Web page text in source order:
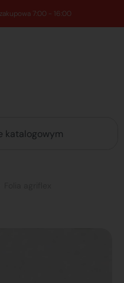
7:00 - 16:00